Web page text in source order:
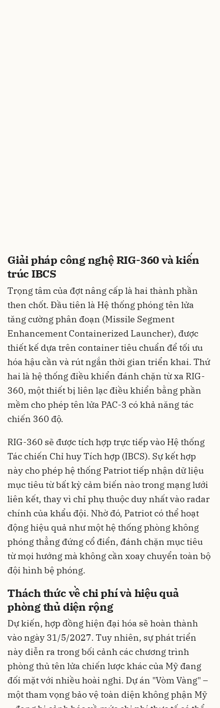
Giải pháp công nghệ RIG-360 và kiến
trúc IBCS
Trọng tâm của đợt nâng cấp là hai thành phần
then chốt. Đầu tiên là Hệ thống phóng tên lửa
tăng cường phân đoạn (Missile Segment
Enhancement Containerized Launcher), được
thiết kế dựa trên container tiêu chuẩn để tối ưu
hóa hậu cần và rút ngắn thời gian triển khai. Thứ
hai là hệ thống điều khiển đánh chặn từ xa RIG-
360, một thiết bị liên lạc điều khiển bằng phần
mềm cho phép tên lửa PAC-3 có khả năng tác
chiến 360 độ.
RIG-360 sẽ được tích hợp trực tiếp vào Hệ thống
Tác chiến Chỉ huy Tích hợp (IBCS). Sự kết hợp
này cho phép hệ thống Patriot tiếp nhận dữ liệu
mục tiêu từ bất kỳ cảm biến nào trong mạng lưới
liên kết, thay vì chỉ phụ thuộc duy nhất vào radar
chính của khẩu đội. Nhờ đó, Patriot có thể hoạt
động hiệu quả như một hệ thống phòng không
phóng thẳng đứng cổ điển, đánh chặn mục tiêu
từ mọi hướng mà không cần xoay chuyển toàn bộ
đội hình bệ phóng.
Thách thức về chi phí và hiệu quả
phòng thủ diện rộng
Dự kiến, hợp đồng hiện đại hóa sẽ hoàn thành
vào ngày 31/5/2027. Tuy nhiên, sự phát triển
này diễn ra trong bối cảnh các chương trình
phòng thủ tên lửa chiến lược khác của Mỹ đang
đối mặt với nhiều hoài nghi. Dự án "Vòm Vàng" –
một tham vọng bảo vệ toàn diện không phận Mỹ